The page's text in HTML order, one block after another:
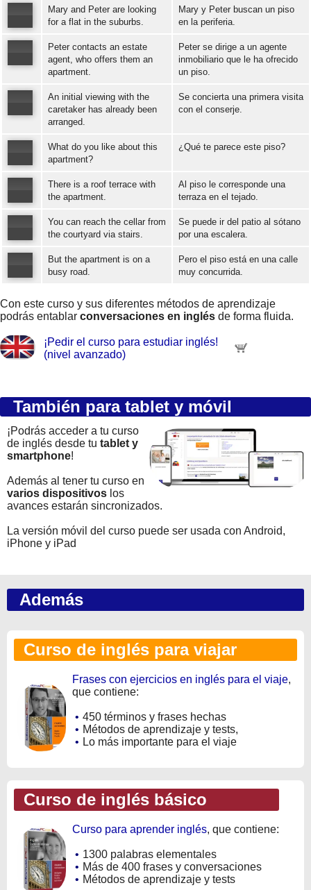
Mary and Peter are looking
for a flat in the suburbs.
Mary y Peter buscan un piso
en la periferia.
Peter contacts an estate
agent, who offers them an
apartment.
Peter se dirige a un agente
inmobiliario que le ha ofrecido
un piso.
An initial viewing with the
caretaker has already been
arranged.
Se concierta una primera visita
con el conserje.
What do you like about this
apartment?
¿Qué te parece este piso?
Error loading: "https://www.idiomaspc.com/curso-aprender-ingles-avanzado/audio/4007.mp3"
There is a roof terrace with
the apartment.
Al piso le corresponde una
terraza en el tejado.
Error loading: "https://www.idiomaspc.com/curso-aprender-ingles-avanzado/audio/4008.mp3"
You can reach the cellar from
the courtyard via stairs.
Se puede ir del patio al sótano
por una escalera.
But the apartment is on a
busy road.
Pero el piso está en una calle
muy concurrida.
Con este curso y sus diferentes métodos de aprendizaje
podrás entablar conversaciones en inglés de forma fluida.
¡Pedir el curso para estudiar inglés!
(nivel avanzado)
También para tablet y móvil
¡Podrás acceder a tu curso
de inglés desde tu tablet y
smartphone!
Además al tener tu curso en
varios dispositivos los
avances estarán sincronizados.
La versión móvil del curso puede ser usada con Android,
iPhone y iPad
Además
Curso de inglés para viajar
Frases con ejercicios en inglés para el viaje,
que contiene:
• 450 términos y frases hechas
• Métodos de aprendizaje y tests,
• Lo más importante para el viaje
Curso de inglés básico
Curso para aprender inglés, que contiene:
• 1300 palabras elementales
• Más de 400 frases y conversaciones
• Métodos de aprendizaje y tests